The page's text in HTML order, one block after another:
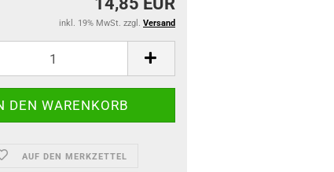
inkl. 19% MwSt. zzgl. Versand
AUF DEN MERKZETTEL